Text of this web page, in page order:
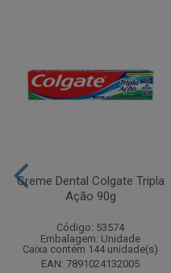
Creme Dental Colgate Tripla
Ação 90g
Código: 53574
Embalagem: Unidade
Caixa contém 144 unidade(s)
EAN: 7891024132005